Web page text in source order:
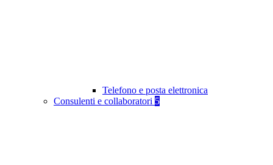
Telefono e posta elettronica
Consulenti e collaboratori 5